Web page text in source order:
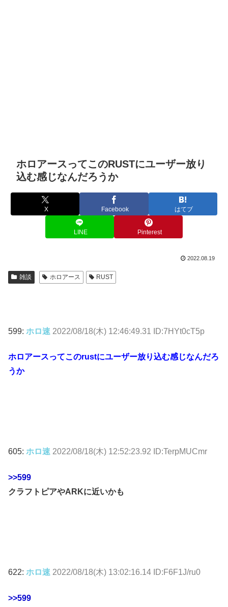
ホロアースってこのRUSTにユーザー放り
込む感じなんだろうか
X Facebook はてブ
LINE Pinterest
2022.08.19
雑談 ホロアース RUST
599: ホロ速 2022/08/18(木) 12:46:49.31 ID:7HYt0cT5p
ホロアースってこのrustにユーザー放り込む感じなんだろ
うか
605: ホロ速 2022/08/18(木) 12:52:23.92 ID:TerpMUCmr
>>599
クラフトピアやARKに近いかも
622: ホロ速 2022/08/18(木) 13:02:16.14 ID:F6F1J/ru0
>>599